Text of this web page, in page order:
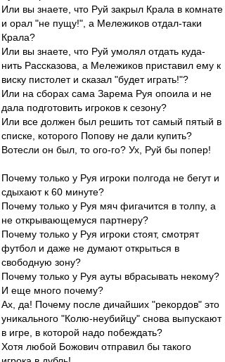
Или вы знаете, что Руй закрыл Крала в комнате
и орал "не пущу!", а Мележиков отдал-таки
Крала?
Или вы знаете, что Руй умолял отдать куда-
нить Рассказова, а Мележиков приставил ему к
виску пистолет и сказал "будет играть!"?
Или на сборах сама Зарема Руя опоила и не
дала подготовить игроков к сезону?
Или все должен был решить тот самый пятый в
списке, которого Попову не дали купить?
Вотесли он был, то ого-го? Ух, Руй бы попер!
Почему только у Руя игроки полгода не бегут и
сдыхают к 60 минуте?
Почему только у Руя мяч фигачится в толпу, а
не открывающемуся партнеру?
Почему только у Руя игроки стоят, смотрят
футбол и даже не думают открыться в
свободную зону?
Почему только у Руя ауты вбрасывать некому?
И еще много почему?
Ах, да! Почему после дичайших "рекордов" это
уникального "Колю-неубийцу" снова выпускают
в игре, в которой надо побеждать?
Хотя любой Божович отправил бы такого